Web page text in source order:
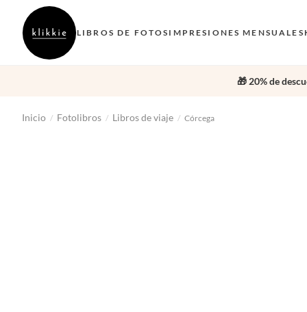
LIBROS DE FOTOS IMPRESIONES MENSUALES
🎁 20% de
Inicio / Fotolibros / Libros de viaje / Córcega